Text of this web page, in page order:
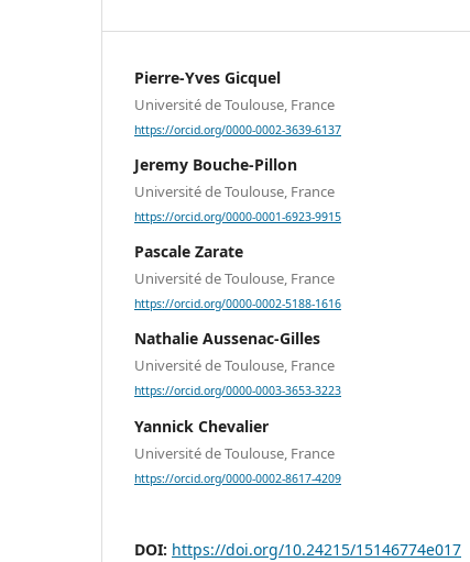
Pierre-Yves Gicquel
Université de Toulouse, France
https://orcid.org/0000-0002-3639-6137
Jeremy Bouche-Pillon
Université de Toulouse, France
https://orcid.org/0000-0001-6923-9915
Pascale Zarate
Université de Toulouse, France
https://orcid.org/0000-0002-5188-1616
Nathalie Aussenac-Gilles
Université de Toulouse, France
https://orcid.org/0000-0003-3653-3223
Yannick Chevalier
Université de Toulouse, France
https://orcid.org/0000-0002-8617-4209
DOI: https://doi.org/10.24215/15146774e017